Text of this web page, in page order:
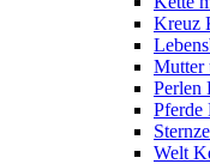
Kreuz
Mutter
Perlen
Pferde
Welt